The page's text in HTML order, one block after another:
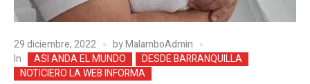
29 diciembre, 2022 byMalamboAdmin
In
ASI ANDA EL MUNDO
DESDE BARRANQUILLA
NOTICIERO LA WEB INFORMA